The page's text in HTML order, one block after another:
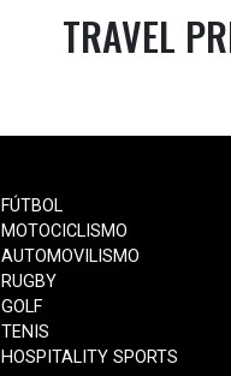
TRAVEL
FÚTBOL
MOTOCICLISMO
AUTOMOVILISMO
RUGBY
GOLF
TENIS
HOSPITALITY SPORTS